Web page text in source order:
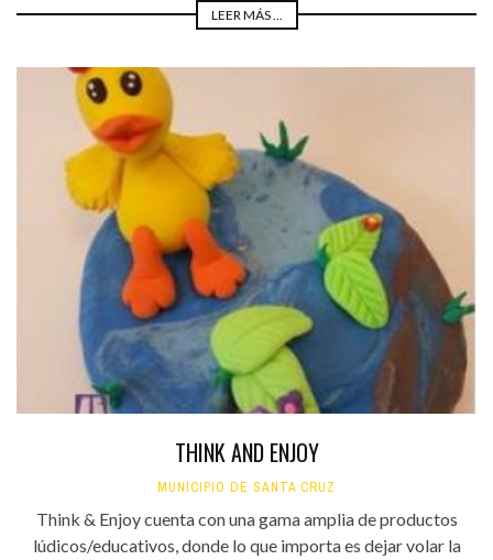
LEER MÁS ...
THINK AND ENJOY
MUNICIPIO DE SANTA CRUZ
Think & Enjoy cuenta con una gama amplia de productos
lúdicos/educativos, donde lo que importa es dejar volar la